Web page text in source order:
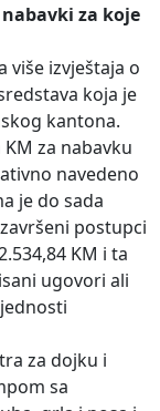
za koje
više izvještaja o
koja je
kantona.
za nabavku
navedeno
je do sada
postupci
KM i ta
ugovori ali
za dojku i
sa